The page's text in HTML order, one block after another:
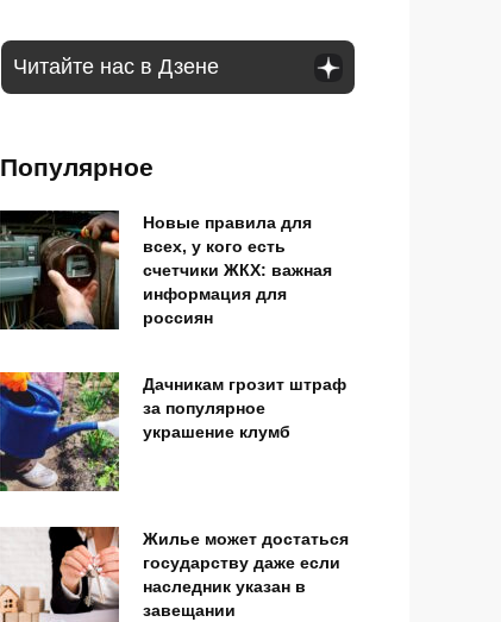
Читайте нас в Дзене
Популярное
Новые правила для
всех, у кого есть
счетчики ЖКХ: важная
информация для
россиян
Дачникам грозит штраф
за популярное
украшение клумб
Жилье может достаться
государству даже если
наследник указан в
завещании